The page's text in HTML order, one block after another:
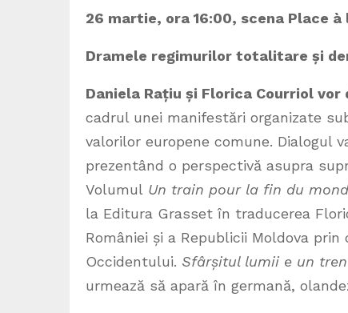
26 martie, ora 16:00, scena Place à
Dramele regimurilor totalitare și
Daniela Rațiu și Florica Courriol
cadrul unei manifestări organizate
valorilor europene comune. Dialogul
prezentând o perspectivă asupra
Volumul Un train pour la fin du
la Editura Grasset în traducerea
României și a Republicii Moldova
Occidentului. Sfârșitul lumii e un tren
urmează să apară în germană,